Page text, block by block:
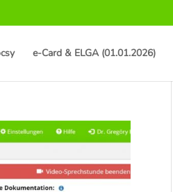
e-Card & ELGA (01.01.2026)